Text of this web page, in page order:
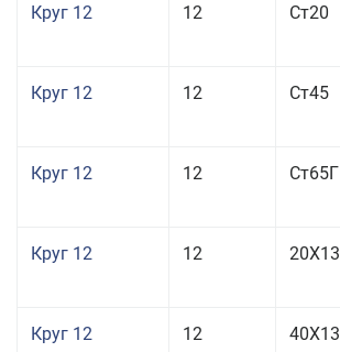
Круг 12 12 Ст20
Круг 12 12 Ст45
Круг 12 12 Ст65Г
Круг 12 12 20Х13
Круг 12 12 40Х13